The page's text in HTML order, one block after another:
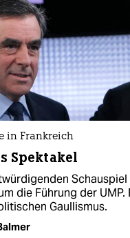
in Frankreich
Spektakel
die Führung der
Gaullismus.